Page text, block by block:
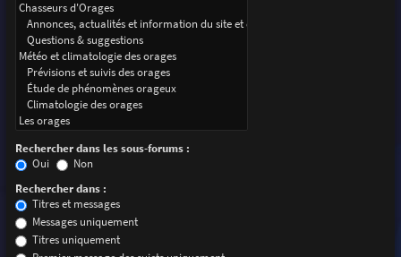
Rechercher dans les sous-forums :
Oui
Non
Rechercher dans :
Titres et messages
Messages uniquement
Titres uniquement